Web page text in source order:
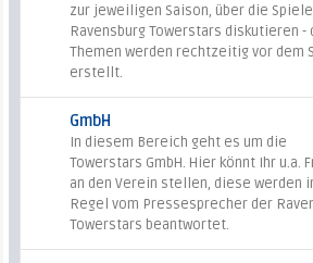
zur jeweiligen Saison, über die
Ravensburg Towerstars diskutieren -
Themen werden rechtzeitig vor dem
erstellt.
GmbH
In diesem Bereich geht es um die
Towerstars GmbH. Hier könnt Ihr u.a.
an den Verein stellen, diese werden
Regel vom Pressesprecher der
Towerstars beantwortet.